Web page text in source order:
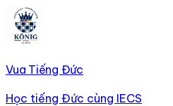
Vua Tiếng Đức
Học tiếng Đức cùng IECS